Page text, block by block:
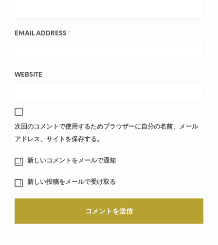
EMAIL ADDRESS *
WEBSITE
次回のコメントで使用するためブラウザーに自分の名前、メール
アドレス、サイトを保存する。
新しいコメントをメールで通知
新しい投稿をメールで受け取る